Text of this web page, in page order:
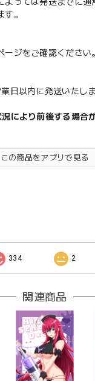
。
ージをご確認ください。
日以内に発送いたしま
により前後する場合
この商品をアプリで見る
334 2
関連商品